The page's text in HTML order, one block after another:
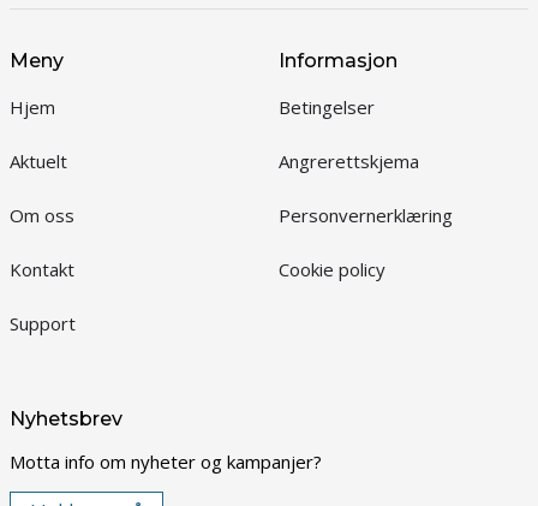
Meny
Hjem
Aktuelt
Om oss
Kontakt
Support
Informasjon
Betingelser
Angrerettskjema
Personvernerklæring
Cookie policy
Nyhetsbrev
Motta info om nyheter og kampanjer?